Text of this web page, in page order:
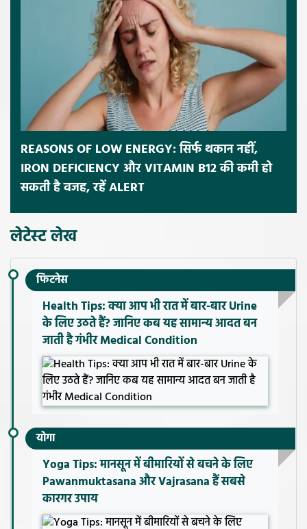
REASONS OF LOW ENERGY: सिर्फ थकान नहीं,
IRON DEFICIENCY और VITAMIN B12 की कमी हो
सकती है वजह, रहें ALERT
लेटेस्ट लेख
फिटनेस
Health Tips: क्या आप भी रात में बार-बार Urine
के लिए उठते हैं? जानिए कब यह सामान्य आदत बन
जाती है गंभीर Medical Condition
योगा
Yoga Tips: मानसून में बीमारियों से बचने के लिए
Pawanmuktasana और Vajrasana हैं सबसे
कारगर उपाय